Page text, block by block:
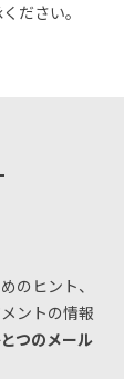
ださい。
のヒント、
ントの情報
つのメール